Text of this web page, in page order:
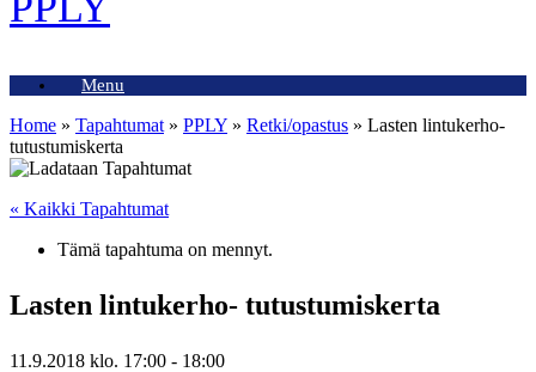
Menu
Home » Tapahtumat » PPLY » Retki/opastus » Lasten lintukerho-
tutustumiskerta
« Kaikki Tapahtumat
Tämä tapahtuma on mennyt.
Lasten lintukerho- tutustumiskerta
11.9.2018 klo. 17:00 - 18:00